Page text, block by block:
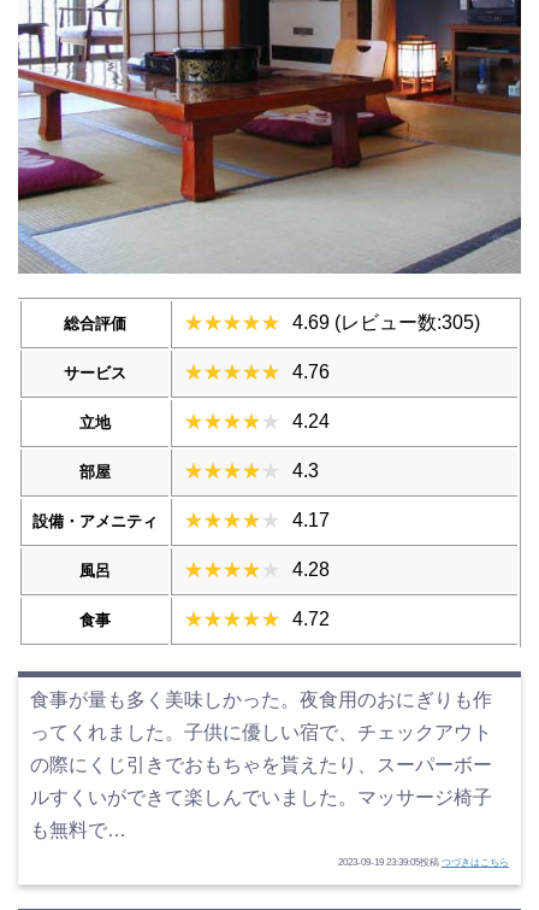
総合評価 4.69 (レビュー数:305)
サービス 4.76
立地 4.24
部屋 4.3
設備・アメニティ 4.17
風呂 4.28
食事 4.72
食事が量も多く美味しかった。夜食用のおにぎりも作
ってくれました。子供に優しい宿で、チェックアウト
の際にくじ引きでおもちゃを貰えたり、スーパーボー
ルすくいができて楽しんでいました。マッサージ椅子
も無料で…
2023-09-19 23:39:05投稿 つづきはこちら